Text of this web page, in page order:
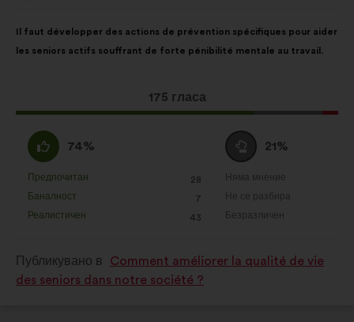
на
предложението:
Il faut développer des actions de prévention spécifiques pour aider
les seniors actifs souffrant de forte pénibilité mentale au travail.
Това
предложение
175 гласа
разпределението
е:
Съгласен
съм
:
74%
в
:
Предпочитан
: 28
пъти
Баналност
: 7
пъти
Реалистичен
: 43
пъти
Въздържал
се
:
21%
в
Няма мнение
:пъти
Не се разбира
:пъти
Безразличен
:пъти
Публикувано в
Comment améliorer la qualité de vie
des seniors dans notre société ?